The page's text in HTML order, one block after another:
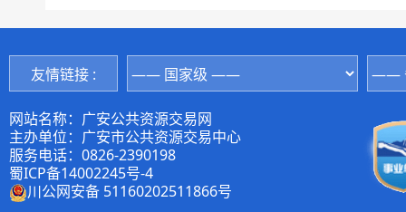
友情链接 :
网站名称：广安公共资源交易网
主办单位：广安市公共资源交易中心
服务电话：0826-2390198
蜀ICP备14002245号-4
川公网安备 51160202511866号